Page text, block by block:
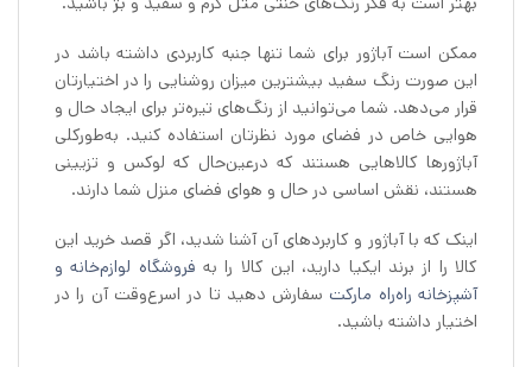
ممکن است آباژور برای شما تنها جنبه‌ کاربردی داشته باشد در
این صورت رنگ‌ سفید بیشترین ‌میزان روشنایی را در اختیارتان
قرار می‌دهد. شما می‌توانید از رنگ‌های تیره‌تر برای ایجاد حال‌ و
هوایی خاص در فضای مورد نظرتان استفاده کنید. به‌طورکلی
آباژورها کالاهایی هستند که درعین‌حال که لوکس و تزیینی
هستند، نقش اساسی در حال و هوای فضای منزل شما دارند.
اینک که با آباژور و کاربردهای آن آشنا شدید، اگر قصد خرید این
کالا را از برند ایکیا دارید، این کالا را به فروشگاه لوازم‌خانه و
آشپزخانه راه‌راه مارکت سفارش دهید تا در اسرع‌وقت آن را در
اختیار داشته باشید.